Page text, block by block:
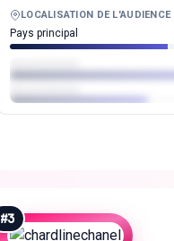
LOCALISATION DE L'AUDIENCE
Pays principal
#3